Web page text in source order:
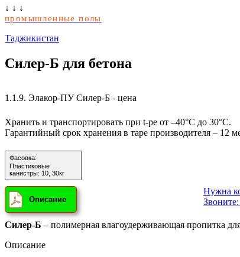
↓ ↓ ↓
промышленные полы
Таджикистан
Силер-Б для бетона
1.1.9. Элакор-ПУ Силер-Б - цена
Хранить и транспортировать при t-ре от –40°С до 30°С.
Гарантийный срок хранения в таре производителя – 12
Фасовка:
Пластиковые
канистры: 10, 30кг
Описание
Нужна
Силер-Б – полимерная влагоудерживающая пропитка
Описание